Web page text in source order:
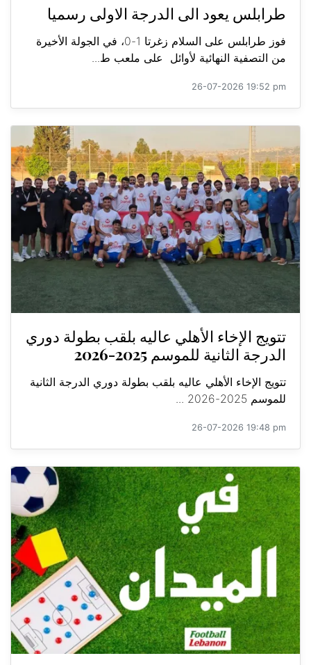
طرابلس يعود الى الدرجة الاولى رسميا
فوز طرابلس على السلام زغرتا 1-0، في الجولة الأخيرة
من التصفية النهائية لأوائل على ملعب ط...
26-07-2026 19:52 pm
تتويج الإخاء الأهلي عاليه بلقب بطولة دوري
الدرجة الثانية للموسم 2025-2026
تتويج الإخاء الأهلي عاليه بلقب بطولة دوري الدرجة الثانية
للموسم 2025-2026 ...
26-07-2026 19:48 pm